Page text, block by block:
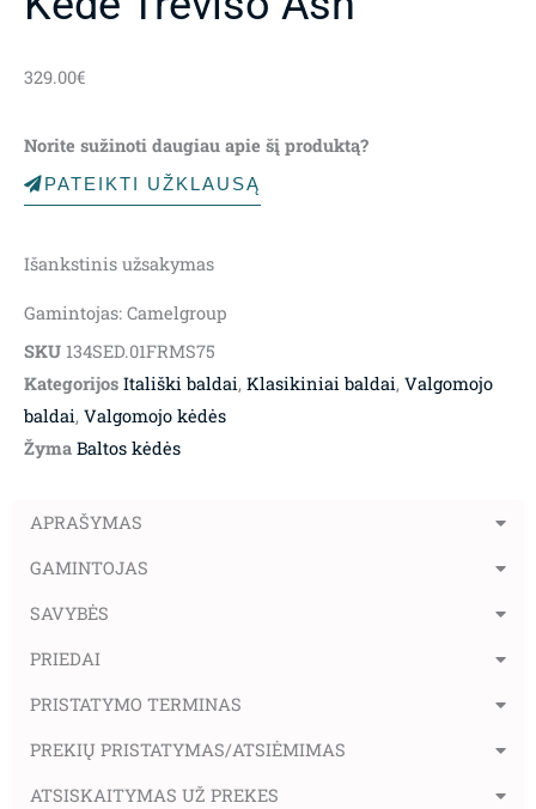
329.00€
Norite sužinoti daugiau apie šį produktą?
PATEIKTI UŽKLAUSĄ
Išankstinis užsakymas
Gamintojas: Camelgroup
SKU 134SED.01FRMS75
Kategorijos Itališki baldai, Klasikiniai baldai, Valgomojo
baldai, Valgomojo kėdės
Žyma Baltos kėdės
APRAŠYMAS
GAMINTOJAS
SAVYBĖS
PRIEDAI
PRISTATYMO TERMINAS
PREKIŲ PRISTATYMAS/ATSIĖMIMAS
ATSISKAITYMAS UŽ PREKES